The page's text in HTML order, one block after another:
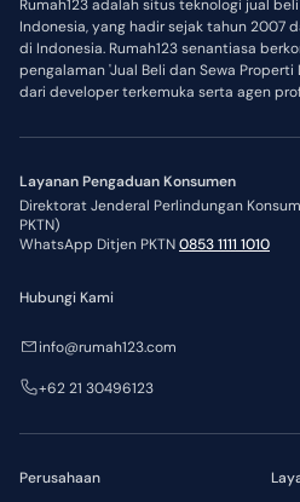
Rumah123 adalah situs teknologi jual
Indonesia, yang hadir sejak tahun 2007
di Indonesia. Rumah123 senantiasa
pengalaman 'Jual Beli dan Sewa
dari developer terkemuka serta agen
Layanan Pengaduan Konsumen
Direktorat Jenderal Perlindungan
PKTN)
WhatsApp Ditjen PKTN0853 1111 1010
Perusahaan
Hubungi Kami
info@rumah123.com
+62 21 30496123